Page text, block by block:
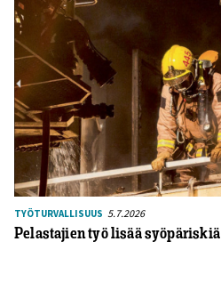
TYÖTURVALLISUUS 5.7.2026
Pelastajien työ lisää syöpäriskiä